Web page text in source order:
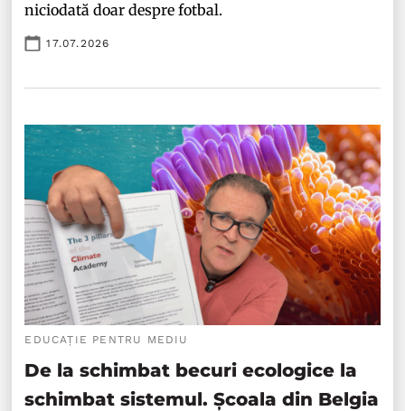
niciodată doar despre fotbal.
17.07.2026
EDUCAȚIE PENTRU MEDIU
De la schimbat becuri ecologice la
schimbat sistemul. Școala din Belgia